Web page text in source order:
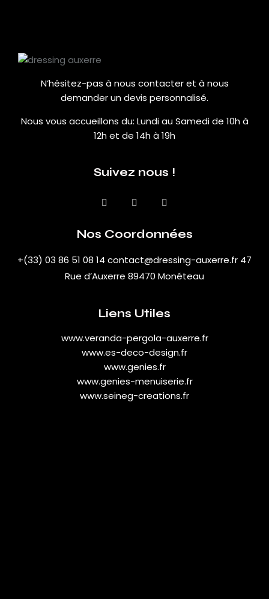
N’hésitez-pas à nous contacter et à nous
demander un devis personnalisé.
Nous vous accueillons du: Lundi au Samedi de 10h à
12h et de 14h à 19h
Suivez nous !
Nos Coordonnées
+(33) 03 86 51 08 14 contact@dressing-auxerre.fr 47
Rue d’Auxerre 89470 Monéteau
Liens Utiles
www.veranda-pergola-auxerre.fr
www.es-deco-design.fr
www.genies.fr
www.genies-menuiserie.fr
www.seineg-creations.fr